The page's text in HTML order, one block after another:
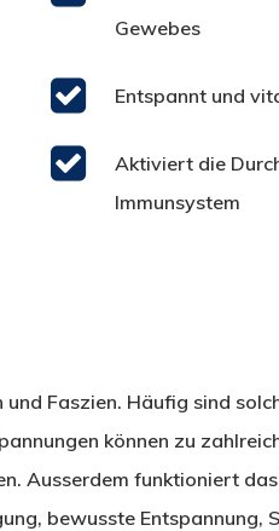
Gewebes
Entspannt und
Aktiviert die
Immunsystem
Faszien. Häufig sind
können zu
Ausserdem funktioniert
bewusste Entspannung,